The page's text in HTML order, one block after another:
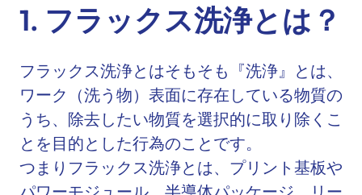
1. フラックス洗浄とは？
フラックス洗浄とはそもそも『洗浄』とは、
ワーク（洗う物）表面に存在している物質の
うち、除去したい物質を選択的に取り除くこ
とを目的とした行為のことです。
つまりフラックス洗浄とは、プリント基板や